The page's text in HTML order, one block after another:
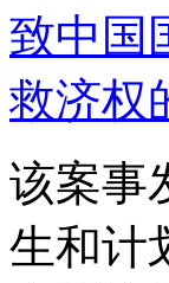
致中国
救济权
该案事
生和计